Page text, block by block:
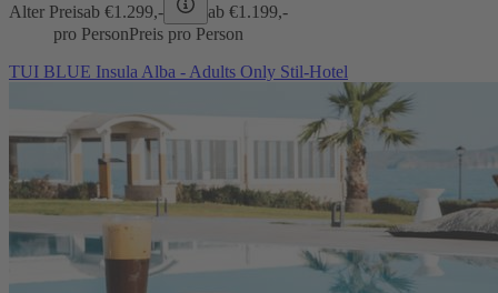
Alter Preisab €1.299,- ab €1.199,-
pro PersonPreis pro Person
TUI BLUE Insula Alba - Adults Only Stil-Hotel